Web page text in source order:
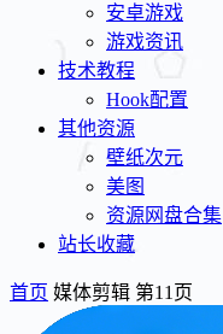
安卓游戏
游戏资讯
技术教程
Hook配置
其他资源
壁纸次元
美图
资源网盘合集
站长收藏
首页 媒体剪辑 第11页